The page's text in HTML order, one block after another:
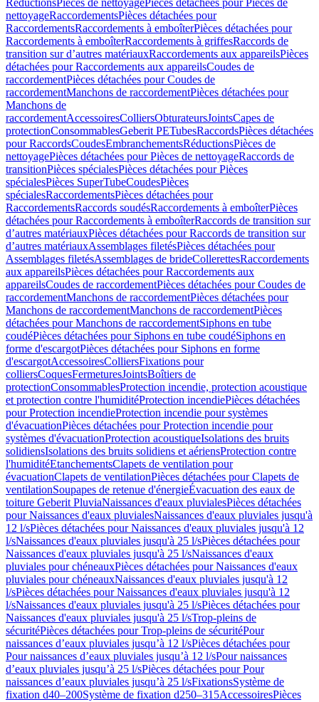
RéductionsPièces de nettoyagePièces détachées pour Pièces de
nettoyageRaccordementsPièces détachées pour
RaccordementsRaccordements à emboîterPièces détachées pour
Raccordements à emboîterRaccordements à griffesRaccords de
transition sur d’autres matériauxRaccordements aux appareilsPièces
détachées pour Raccordements aux appareilsCoudes de
raccordementPièces détachées pour Coudes de
raccordementManchons de raccordementPièces détachées pour
Manchons de
raccordementAccessoiresColliersObturateursJointsCapes de
protectionConsommablesGeberit PETubesRaccordsPièces détachées
pour RaccordsCoudesEmbranchementsRéductionsPièces de
nettoyagePièces détachées pour Pièces de nettoyageRaccords de
transitionPièces spécialesPièces détachées pour Pièces
spécialesPièces SuperTubeCoudesPièces
spécialesRaccordementsPièces détachées pour
RaccordementsRaccords soudésRaccordements à emboîterPièces
détachées pour Raccordements à emboîterRaccords de transition sur
d’autres matériauxPièces détachées pour Raccords de transition sur
d’autres matériauxAssemblages filetésPièces détachées pour
Assemblages filetésAssemblages de brideCollerettesRaccordements
aux appareilsPièces détachées pour Raccordements aux
appareilsCoudes de raccordementPièces détachées pour Coudes de
raccordementManchons de raccordementPièces détachées pour
Manchons de raccordementManchons de raccordementPièces
détachées pour Manchons de raccordementSiphons en tube
coudéPièces détachées pour Siphons en tube coudéSiphons en
forme d'escargotPièces détachées pour Siphons en forme
d'escargotAccessoiresColliersFixations pour
colliersCoquesFermeturesJointsBoîtiers de
protectionConsommablesProtection incendie, protection acoustique
et protection contre l'humiditéProtection incendiePièces détachées
pour Protection incendieProtection incendie pour systèmes
d'évacuationPièces détachées pour Protection incendie pour
systèmes d'évacuationProtection acoustiqueIsolations des bruits
solidiensIsolations des bruits solidiens et aériensProtection contre
l'humiditéEtanchementsClapets de ventilation pour
évacuationClapets de ventilationPièces détachées pour Clapets de
ventilationSoupapes de retenue d'énergieÉvacuation des eaux de
toiture Geberit PluviaNaissances d'eaux pluvialesPièces détachées
pour Naissances d'eaux pluvialesNaissances d'eaux pluviales jusqu'à
12 l/sPièces détachées pour Naissances d'eaux pluviales jusqu'à 12
l/sNaissances d'eaux pluviales jusqu'à 25 l/sPièces détachées pour
Naissances d'eaux pluviales jusqu'à 25 l/sNaissances d'eaux
pluviales pour chéneauxPièces détachées pour Naissances d'eaux
pluviales pour chéneauxNaissances d'eaux pluviales jusqu'à 12
l/sPièces détachées pour Naissances d'eaux pluviales jusqu'à 12
l/sNaissances d'eaux pluviales jusqu'à 25 l/sPièces détachées pour
Naissances d'eaux pluviales jusqu'à 25 l/sTrop-pleins de
sécuritéPièces détachées pour Trop-pleins de sécuritéPour
naissances d’eaux pluviales jusqu’à 12 l/sPièces détachées pour
Pour naissances d’eaux pluviales jusqu’à 12 l/sPour naissances
d’eaux pluviales jusqu’à 25 l/sPièces détachées pour Pour
naissances d’eaux pluviales jusqu’à 25 l/sFixationsSystème de
fixation d40–200Système de fixation d250–315AccessoiresPièces